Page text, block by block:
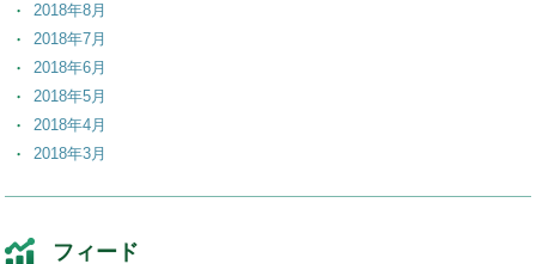
2018年8月
2018年7月
2018年6月
2018年5月
2018年4月
2018年3月
2017年12月
フィード